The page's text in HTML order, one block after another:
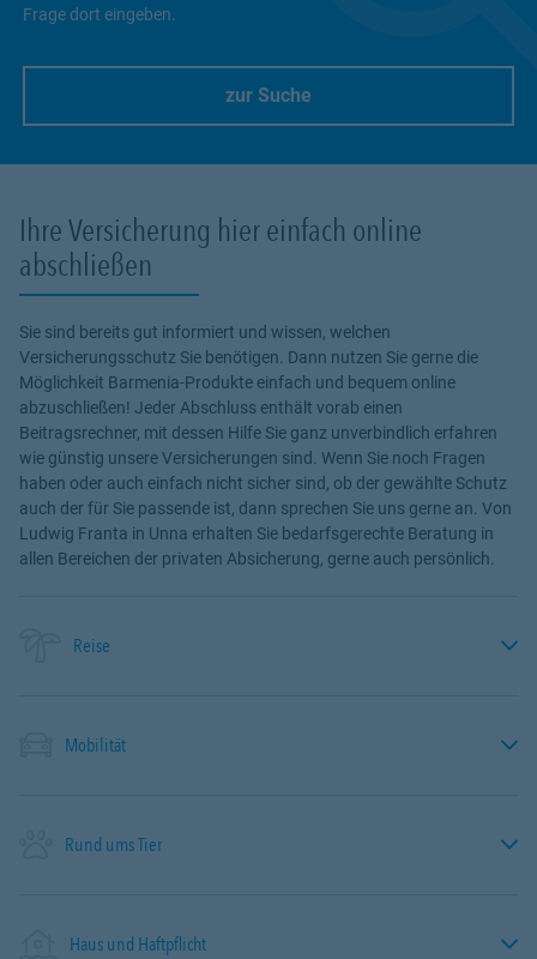
Frage dort eingeben.
zur Suche
Ihre Versicherung hier einfach online
abschließen
Sie sind bereits gut informiert und wissen, welchen
Versicherungsschutz Sie benötigen. Dann nutzen Sie gerne die
Möglichkeit Barmenia-Produkte einfach und bequem online
abzuschließen! Jeder Abschluss enthält vorab einen
Beitragsrechner, mit dessen Hilfe Sie ganz unverbindlich erfahren
wie günstig unsere Versicherungen sind. Wenn Sie noch Fragen
haben oder auch einfach nicht sicher sind, ob der gewählte Schutz
auch der für Sie passende ist, dann sprechen Sie uns gerne an. Von
Ludwig Franta in Unna erhalten Sie bedarfsgerechte Beratung in
allen Bereichen der privaten Absicherung, gerne auch persönlich.
Reise
Mobilität
Rund ums Tier
Haus und Haftpflicht